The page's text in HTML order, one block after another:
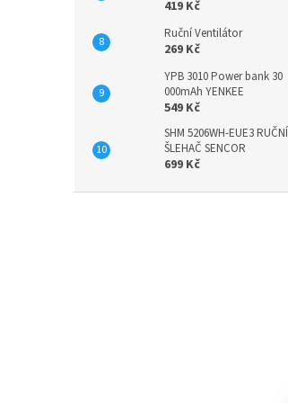
419 Kč
Ruční Ventilátor
269 Kč
YPB 3010 Power bank 30
000mAh YENKEE
549 Kč
SHM 5206WH-EUE3 RUČNÍ
ŠLEHAČ SENCOR
699 Kč